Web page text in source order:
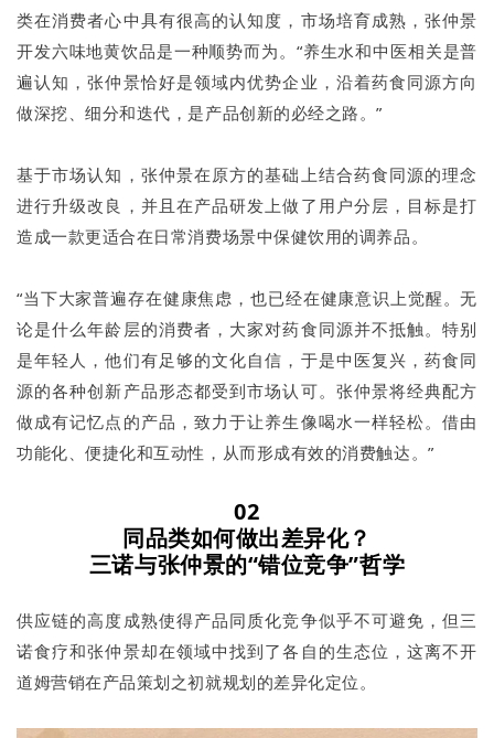
类在消费者心中具有很高的认知度，市场培育成熟，张仲景
开发六味地黄饮品是一种顺势而为。“养生水和中医相关是普
遍认知，张仲景恰好是领域内优势企业，沿着药食同源方向
做深挖、细分和迭代，是产品创新的必经之路。”
基于市场认知，张仲景在原方的基础上结合药食同源的理念
进行升级改良，并且在产品研发上做了用户分层，目标是打
造成一款更适合在日常消费场景中保健饮用的调养品。
“当下大家普遍存在健康焦虑，也已经在健康意识上觉醒。无
论是什么年龄层的消费者，大家对药食同源并不抵触。特别
是年轻人，他们有足够的文化自信，于是中医复兴，药食同
源的各种创新产品形态都受到市场认可。张仲景将经典配方
做成有记忆点的产品，致力于让养生像喝水一样轻松。借由
功能化、便捷化和互动性，从而形成有效的消费触达。”
02
同品类如何做出差异化？
三诺与张仲景的“错位竞争”哲学
供应链的高度成熟使得产品同质化竞争似乎不可避免，但三
诺食疗和张仲景却在领域中找到了各自的生态位，这离不开
道姆营销在产品策划之初就规划的差异化定位。